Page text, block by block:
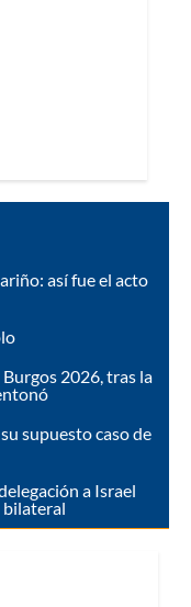
así fue el acto
2026, tras la
supuesto caso de
a Israel
bilateral